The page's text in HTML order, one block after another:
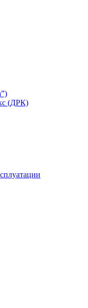
(ДРК)